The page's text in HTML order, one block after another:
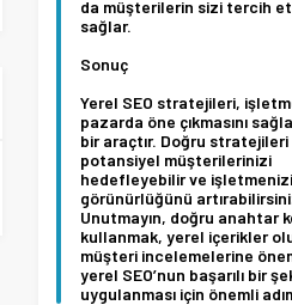
da müşterilerin sizi tercih
sağlar.
Sonuç
Yerel SEO stratejileri,
pazarda öne çıkmasını
bir araçtır. Doğru
potansiyel müşterilerinizi
hedefleyebilir ve
görünürlüğünü
Unutmayın, doğru anahtar
kullanmak, yerel içerikler
müşteri incelemelerine
yerel SEO’nun başarılı bir
uygulanması için önemli